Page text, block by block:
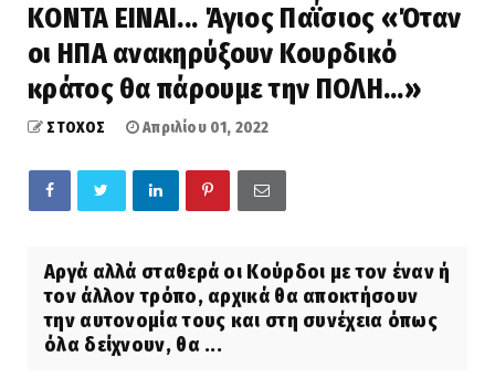
ΚΟΝΤΑ ΕΙΝΑΙ... Άγιος Παΐσιος «Όταν
οι ΗΠΑ ανακηρύξουν Κουρδικό
κράτος θα πάρουμε την ΠΟΛΗ...»
ΣΤΟΧΟΣ Απριλίου 01, 2022
Αργά αλλά σταθερά οι Κούρδοι με τον έναν ή
τον άλλον τρόπο, αρχικά θα αποκτήσουν
την αυτονομία τους και στη συνέχεια όπως
όλα δείχνουν, θα ...